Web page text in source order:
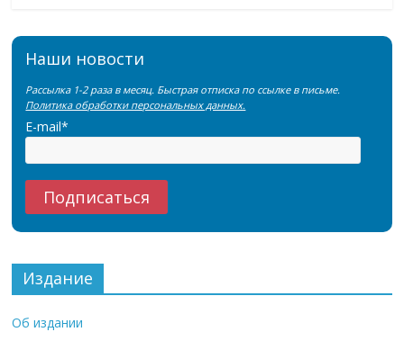
Наши новости
Рассылка 1-2 раза в месяц. Быстрая отписка по ссылке в письме.
Политика обработки персональных данных.
E-mail*
Издание
Об издании